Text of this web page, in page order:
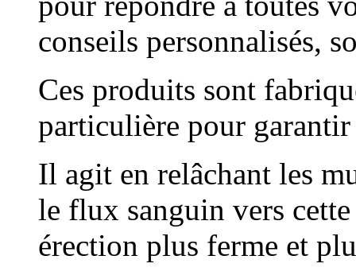
conseils personnalisés,
Ces produits sont
particulière pour
Il agit en relâchant les
le flux sanguin vers
érection plus ferme et